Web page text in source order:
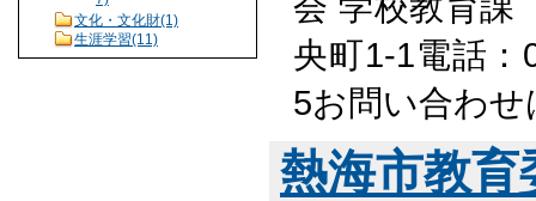
文化・文化財(1)
生涯学習(11)
央町1-1電話
5お問い合わ
熱海市教